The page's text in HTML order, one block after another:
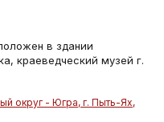
в здании
краеведческий музей г.
округ - Югра, г. Пыть-Ях,